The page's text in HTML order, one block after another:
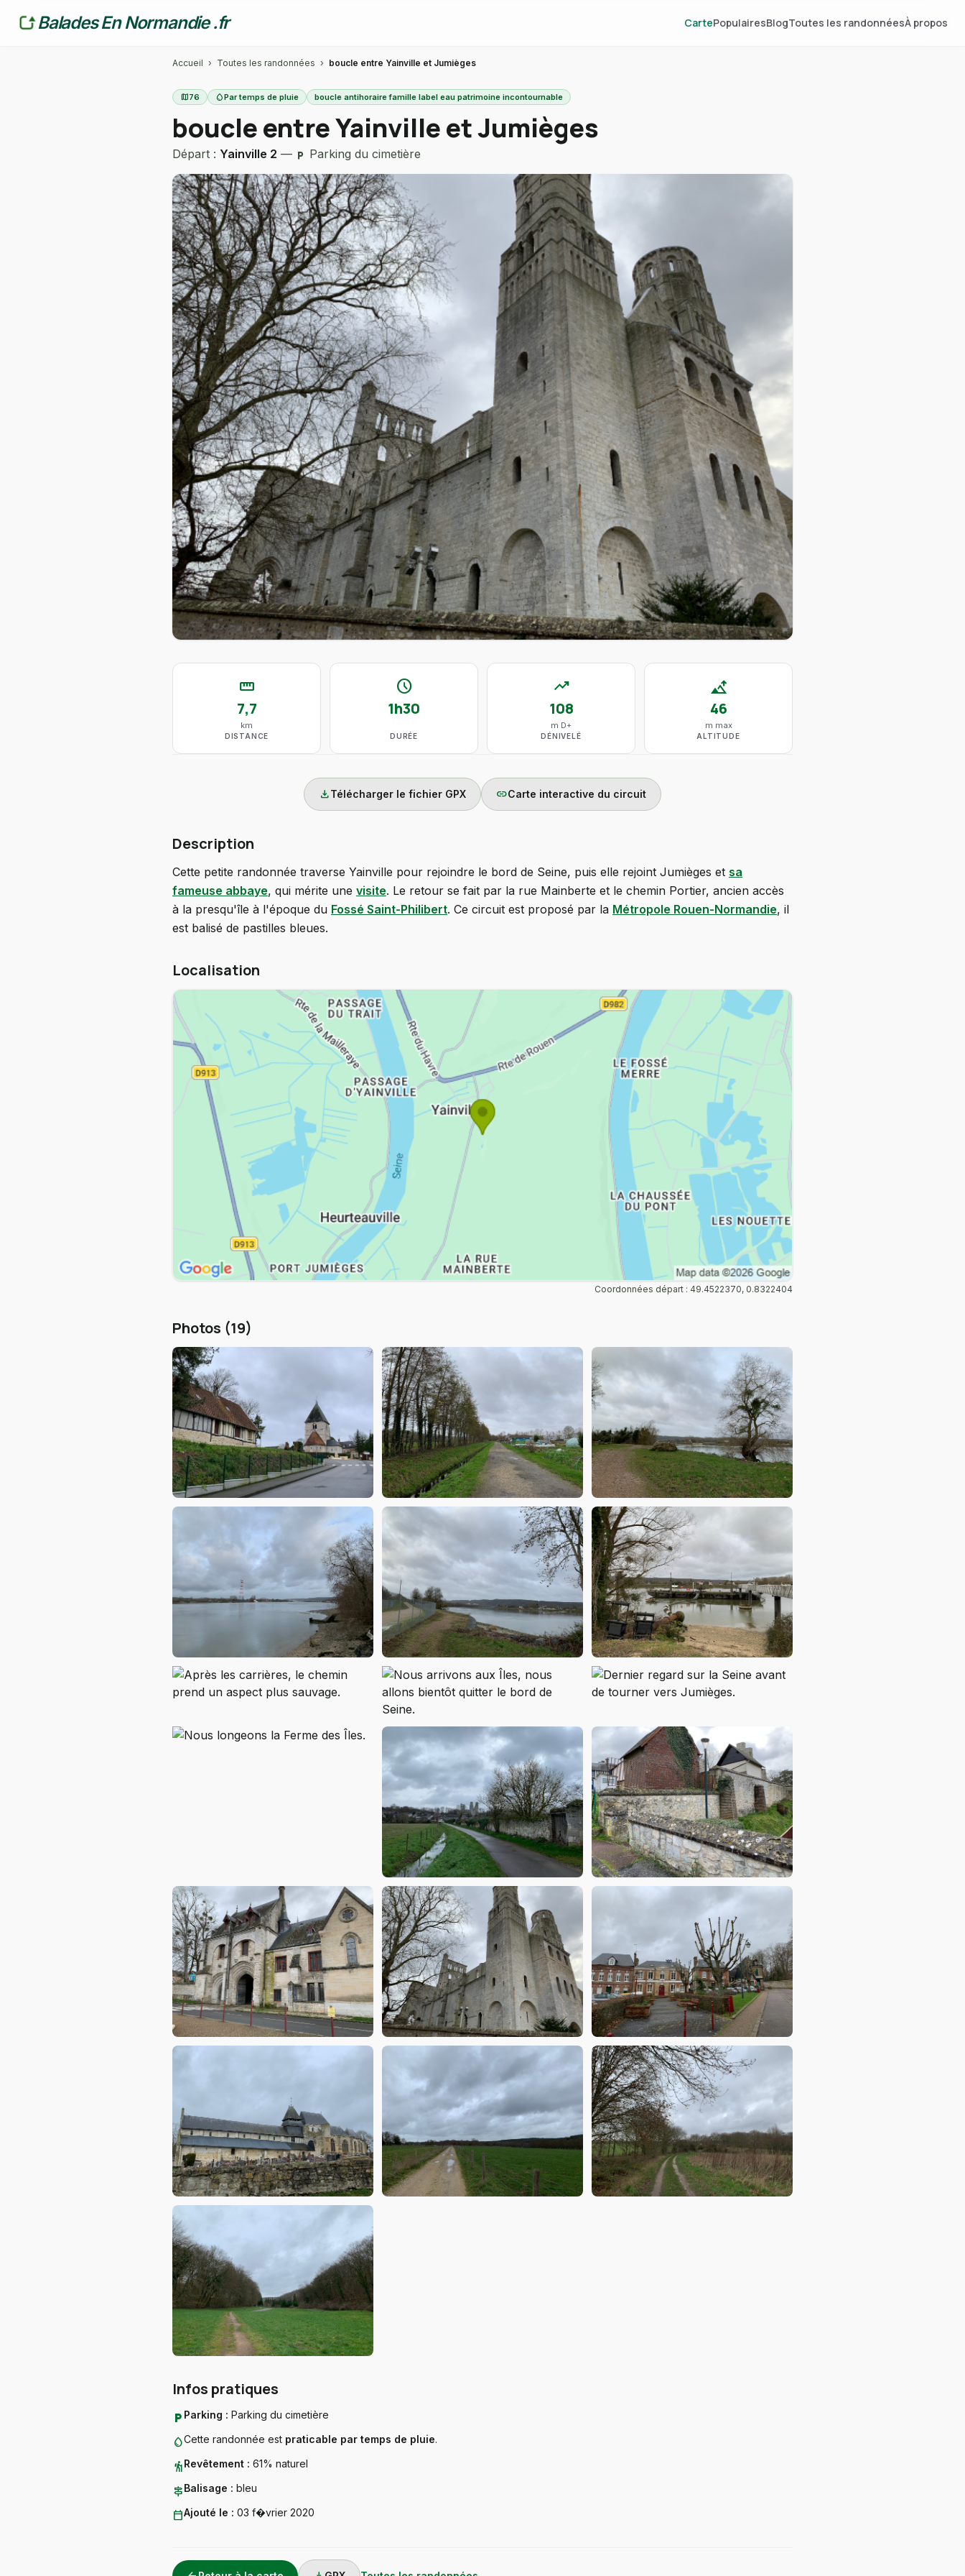
Balades En Normandie .fr CartePopulairesBlogToutes les randonnéesÀ propos
Accueil › Toutes les randonnées › boucle entre Yainville et Jumièges
map76 water_dropPar temps de pluie boucle antihoraire famille label eau patrimoine incontournable
boucle entre Yainville et Jumièges
Départ : Yainville 2 — local_parking Parking du cimetière
straighten
7,7
km
DISTANCE
schedule
1h30
DURÉE
trending_up
108
m D+
DÉNIVELÉ
altitude
46
m max
ALTITUDE
downloadTélécharger le fichier GPX linkCarte interactive du circuit
Description
Cette petite randonnée traverse Yainville pour rejoindre le bord de Seine, puis elle rejoint Jumièges et sa
fameuse abbaye, qui mérite une visite. Le retour se fait par la rue Mainberte et le chemin Portier, ancien accès
à la presqu'île à l'époque du Fossé Saint-Philibert. Ce circuit est proposé par la Métropole Rouen-Normandie, il
est balisé de pastilles bleues.
Localisation
Coordonnées départ : 49.4522370, 0.8322404
Photos (19)
Infos pratiques
local_parking Parking : Parking du cimetière
water_dropCette randonnée est praticable par temps de pluie.
hikingRevêtement : 61% naturel
signpostBalisage : bleu
calendar_todayAjouté le : 03 f�vrier 2020